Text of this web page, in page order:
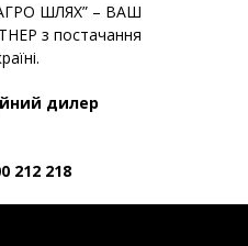
ШЛЯХ” – ВАШ
з постачання
дилер
212 218